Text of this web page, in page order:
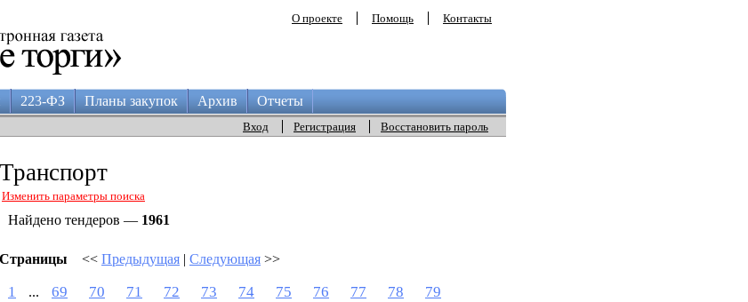
О проекте Помощь Контакты
223-ФЗ Планы закупок Архив Отчеты
Вход Регистрация Восстановить пароль
Транспорт
Изменить параметры поиска
Найдено тендеров — 1961
Страницы << Предыдущая | Следующая >>
1 ... 69 70 71 72 73 74 75 76 77 78 79